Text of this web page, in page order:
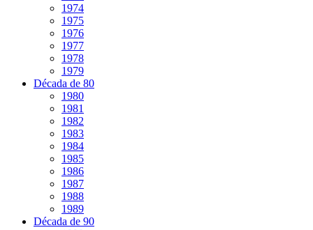
1974
1975
1976
1977
1978
1979
Década de 80
1980
1981
1982
1983
1984
1985
1986
1987
1988
1989
Década de 90